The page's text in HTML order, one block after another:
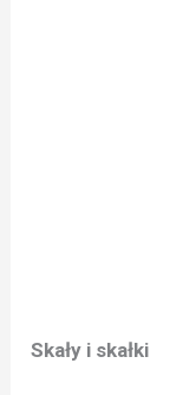
Skały i skałki